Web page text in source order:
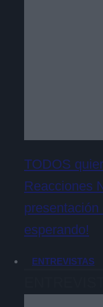
TODOS
Reacciones
esperando!
ENTREVISTAS